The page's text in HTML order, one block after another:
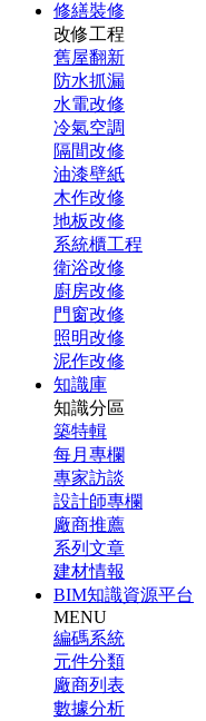
修繕裝修
改修工程
舊屋翻新
防水抓漏
水電改修
冷氣空調
隔間改修
油漆壁紙
木作改修
地板改修
系統櫃工程
衛浴改修
廚房改修
門窗改修
照明改修
泥作改修
知識庫
知識分區
築特輯
每月專欄
專家訪談
設計師專欄
廠商推薦
系列文章
建材情報
BIM知識資源平台
MENU
編碼系統
元件分類
廠商列表
數據分析